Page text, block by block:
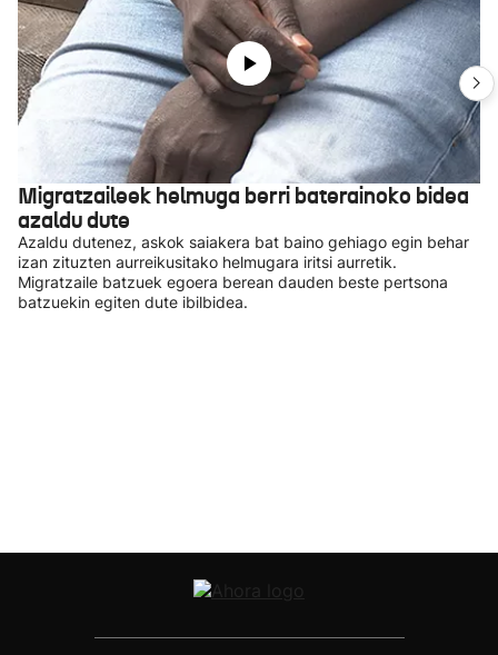
Migratzaileek helmuga berri baterainoko bidea
azaldu dute
Azaldu dutenez, askok saiakera bat baino gehiago egin behar
izan zituzten aurreikusitako helmugara iritsi aurretik.
Migratzaile batzuek egoera berean dauden beste pertsona
batzuekin egiten dute ibilbidea.